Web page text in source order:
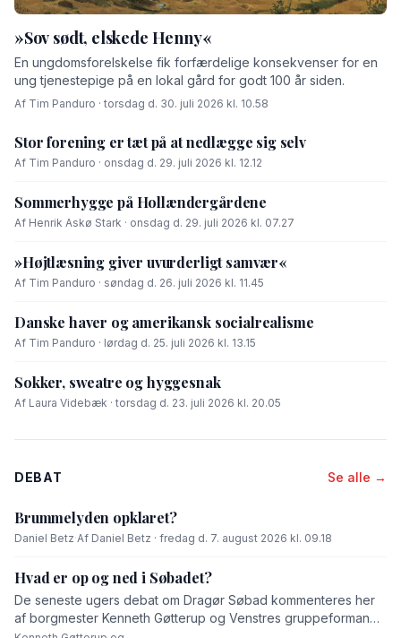
»Sov sødt, elskede Henny«
En ungdomsforelskelse fik forfærdelige konsekvenser for en
ung tjenestepige på en lokal gård for godt 100 år siden.
Af Tim Panduro · torsdag d. 30. juli 2026 kl. 10.58
Stor forening er tæt på at nedlægge sig selv
Af Tim Panduro · onsdag d. 29. juli 2026 kl. 12.12
Sommerhygge på Hollændergårdene
Af Henrik Askø Stark · onsdag d. 29. juli 2026 kl. 07.27
»Højtlæsning giver uvurderligt samvær«
Af Tim Panduro · søndag d. 26. juli 2026 kl. 11.45
Danske haver og amerikansk socialrealisme
Af Tim Panduro · lørdag d. 25. juli 2026 kl. 13.15
Sokker, sweatre og hyggesnak
Af Laura Videbæk · torsdag d. 23. juli 2026 kl. 20.05
DEBAT Se alle →
Brummelyden opklaret?
Daniel Betz·Af Daniel Betz · fredag d. 7. august 2026 kl. 09.18
Hvad er op og ned i Søbadet?
De seneste ugers debat om Dragør Søbad kommenteres her
af borgmester Kenneth Gøtterup og Venstres gruppeformand